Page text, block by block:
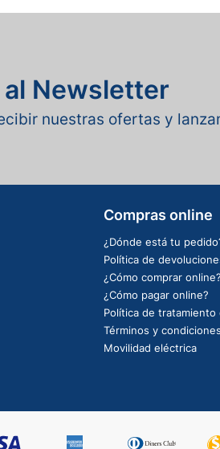
Newsletter
nuestras ofertas y
Compras online
¿Dónde está tu
Política de
¿Cómo comprar online?
¿Cómo pagar online?
Política de tratamiento
Términos y condiciones
Movilidad eléctrica